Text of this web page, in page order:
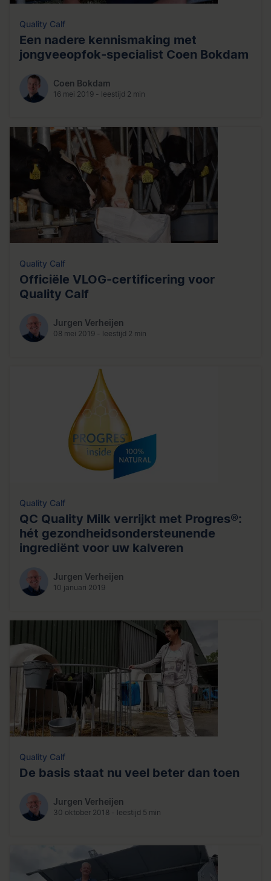
Quality Calf
Een nadere kennismaking met
jongveeopfok-specialist Coen Bokdam
Coen Bokdam
16 mei 2019 - leestijd 2 min
Quality Calf
Officiële VLOG-certificering voor
Quality Calf
Jurgen Verheijen
08 mei 2019 - leestijd 2 min
Quality Calf
QC Quality Milk verrijkt met Progres®:
hét gezondheidsondersteunende
ingrediënt voor uw kalveren
Jurgen Verheijen
10 januari 2019
Quality Calf
De basis staat nu veel beter dan toen
Jurgen Verheijen
30 oktober 2018 - leestijd 5 min